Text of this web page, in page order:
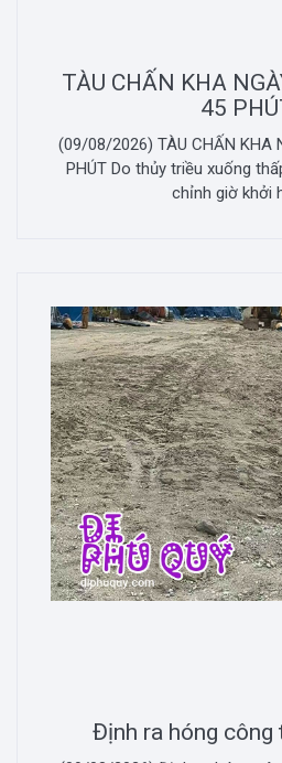
TÀU CHẤN KHA
45
(09/08/2026) TÀU CHẤN KHA
PHÚT Do thủy triều xuống
chỉnh giờ khởi
Định ra hóng công